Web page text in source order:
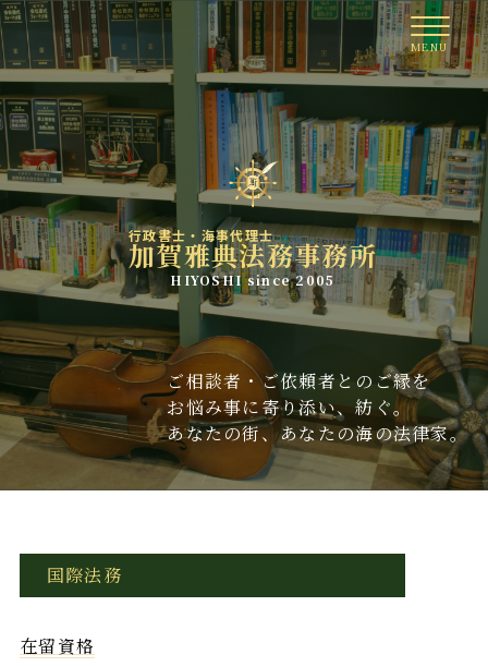
行政書士・海事代理士
加賀雅典法務事務所
HIYOSHI since 2005
ご相談者・ご依頼者とのご縁を
お悩み事に寄り添い、紡ぐ。
あなたの街、あなたの海の法律家。
国際法務
在留資格